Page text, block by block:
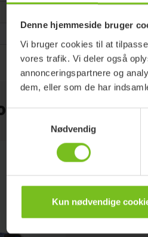
Denne hjemmeside bruger
Vi bruger cookies til at
vores trafik. Vi deler også
annonceringspartnere og
dem, eller som de har
Nødvendig
Kun nødvendige